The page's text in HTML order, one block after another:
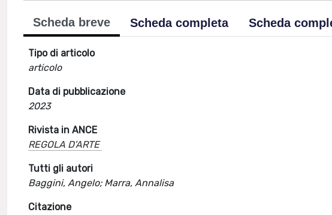
Scheda breve Scheda completa Scheda
Tipo di articolo
articolo
Data di pubblicazione
2023
Rivista in ANCE
REGOLA D'ARTE
Tutti gli autori
Baggini, Angelo; Marra, Annalisa
Citazione